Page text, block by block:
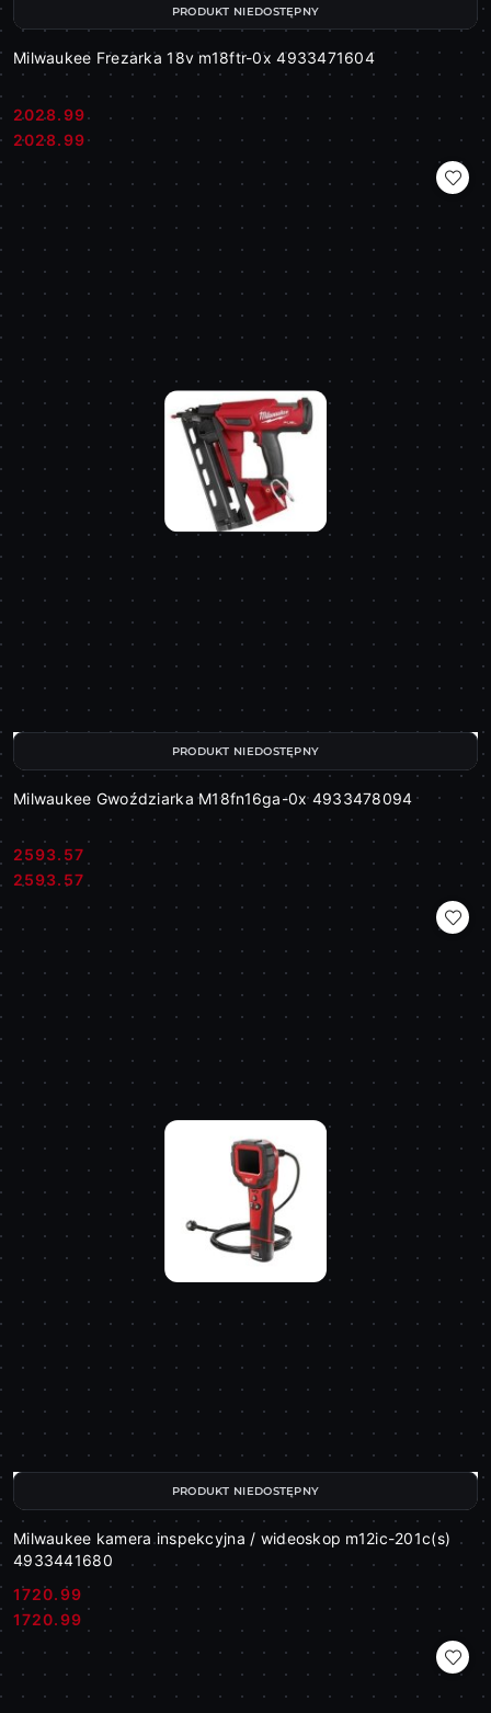
Milwaukee Frezarka 18v m18ftr-0x 4933471604
Cena:
2028.99
Cena:
2028.99
PRODUKT NIEDOSTĘPNY
Milwaukee Gwoździarka M18fn16ga-0x 4933478094
Cena:
2593.57
Cena:
2593.57
PRODUKT NIEDOSTĘPNY
Milwaukee kamera inspekcyjna / wideoskop m12ic-201c(s)
4933441680
Cena:
1720.99
Cena:
1720.99
PRODUKT NIEDOSTĘPNY